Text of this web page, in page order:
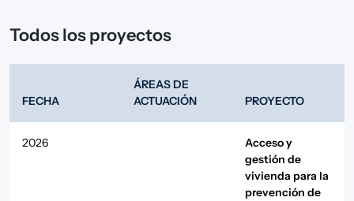
Todos los proyectos
FECHA
ÁREAS DE
ACTUACIÓN
PROYECTO
2026
Acceso y
gestión de
vivienda para la
prevención de